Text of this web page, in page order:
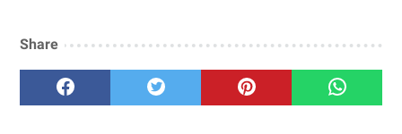
Share